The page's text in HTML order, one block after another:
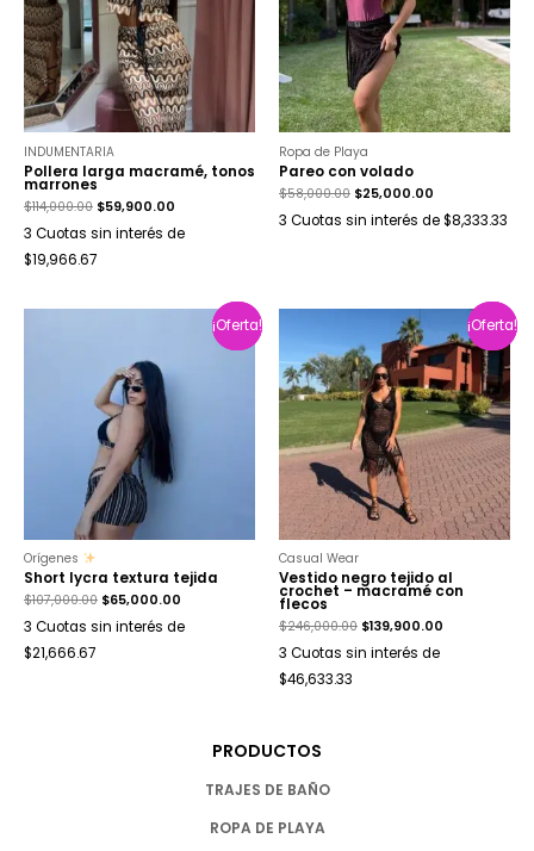
INDUMENTARIA
Pollera larga macramé, tonos
marrones
$114,000.00 $59,900.00
3 Cuotas sin interés de
$19,966.67
Ropa de Playa
Pareo con volado
$58,000.00 $25,000.00
3 Cuotas sin interés de $8,333.33
¡Oferta!
¡Oferta!
Orígenes
Short lycra textura tejida
$107,000.00 $65,000.00
3 Cuotas sin interés de
$21,666.67
¡Oferta!
¡Oferta!
Casual Wear
Vestido negro tejido al
crochet – macramé con
flecos
$246,000.00 $139,900.00
3 Cuotas sin interés de
$46,633.33
PRODUCTOS
TRAJES DE BAÑO
ROPA DE PLAYA